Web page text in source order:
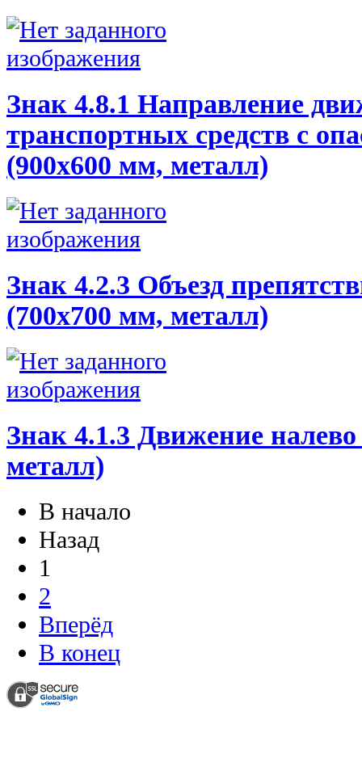
Знак 4.8.1 Направление
транспортных средств с
(900х600 мм, металл)
Знак 4.2.3 Объезд
(700х700 мм, металл)
Знак 4.1.3 Движение
металл)
В начало
Назад
1
2
Вперёд
В конец